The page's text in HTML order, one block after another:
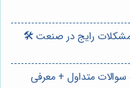
متداول + معرفی